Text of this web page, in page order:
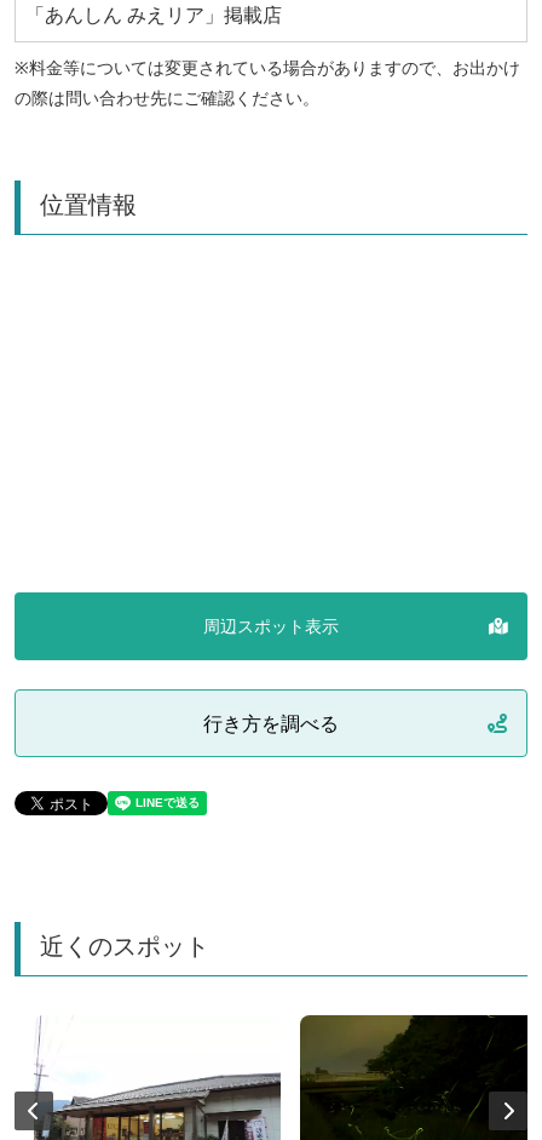
「あんしん みえリア」掲載店
※料金等については変更されている場合がありますので、お出かけ
の際は問い合わせ先にご確認ください。
位置情報
周辺スポット表示
行き方を調べる
近くのスポット